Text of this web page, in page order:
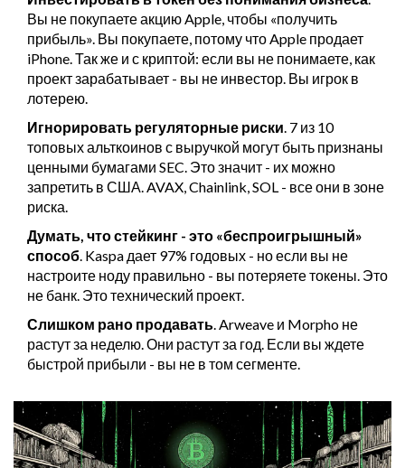
Вы не покупаете акцию Apple, чтобы «получить
прибыль». Вы покупаете, потому что Apple продает
iPhone. Так же и с криптой: если вы не понимаете, как
проект зарабатывает - вы не инвестор. Вы игрок в
лотерею.
Игнорировать регуляторные риски . 7 из 10
топовых альткоинов с выручкой могут быть признаны
ценными бумагами SEC. Это значит - их можно
запретить в США. AVAX, Chainlink, SOL - все они в зоне
риска.
Думать, что стейкинг - это «беспроигрышный»
способ . Kaspa дает 97% годовых - но если вы не
настроите ноду правильно - вы потеряете токены. Это
не банк. Это технический проект.
Слишком рано продавать . Arweave и Morpho не
растут за неделю. Они растут за год. Если вы ждете
быстрой прибыли - вы не в том сегменте.